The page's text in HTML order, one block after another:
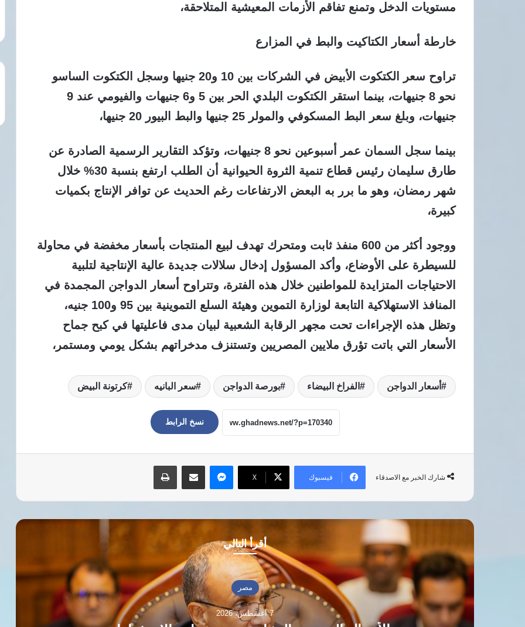
مستويات الدخل وتمنع تفاقم الأزمات المعيشية المتلاحقة،
خارطة أسعار الكتاكيت والبط في المزارع
تراوح سعر الكتكوت الأبيض في الشركات بين 10 و20 جنيها وسجل الكتكوت الساسو
نحو 8 جنيهات، بينما استقر الكتكوت البلدي الحر بين 5 و6 جنيهات والفيومي عند 9
جنيهات، وبلغ سعر البط المسكوفي والمولر 25 جنيها والبط البيور 20 جنيها،
بينما سجل السمان عمر أسبوعين نحو 8 جنيهات، وتؤكد التقارير الرسمية الصادرة عن
طارق سليمان رئيس قطاع تنمية الثروة الحيوانية أن الطلب ارتفع بنسبة 30% خلال
شهر رمضان، وهو ما برر به البعض الارتفاعات رغم الحديث عن توافر الإنتاج بكميات
كبيرة،
ووجود أكثر من 600 منفذ ثابت ومتحرك تهدف لبيع المنتجات بأسعار مخفضة في محاولة
للسيطرة على الأوضاع، وأكد المسؤول إدخال سلالات جديدة عالية الإنتاجية لتلبية
الاحتياجات المتزايدة للمواطنين خلال هذه الفترة، وتتراوح أسعار الدواجن المجمدة في
المنافذ الاستهلاكية التابعة لوزارة التموين وهيئة السلع التموينية بين 95 و100 جنيه،
وتظل هذه الإجراءات تحت مجهر الرقابة الشعبية لبيان مدى فاعليتها في كبح جماح
الأسعار التي باتت تؤرق ملايين المصريين وتستنزف مدخراتهم بشكل يومي ومستمر،
أسعار الدواجن الفراخ البيضاء بورصة الدواجن سعر البانيه كرتونة البيض
نسخ الرابط
شارك الخبر مع الاصدقاء فيسبوك ‫X
ماسنجر مشاركة عبر البريد طباعة
أقرأ التالي
مصر
7 أغسطس، 2026